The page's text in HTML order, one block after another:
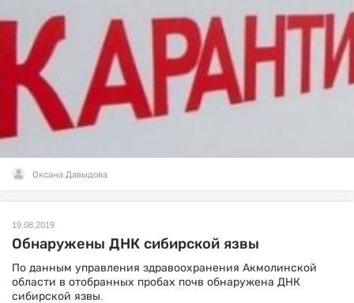
Оксана Давыдова
19.08.2019
Обнаружены ДНК сибирской язвы
По данным управления здравоохранения Акмолинской
области в отобранных пробах почв обнаружена ДНК
сибирской язвы.